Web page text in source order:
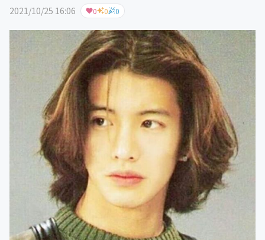
2021/10/25 16:06 0 0 0